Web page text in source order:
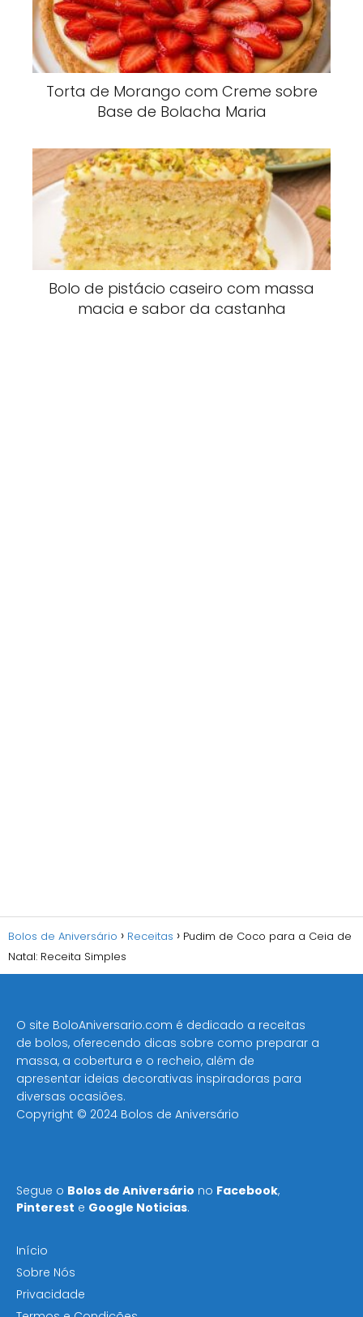
Torta de Morango com Creme sobre
Base de Bolacha Maria
Bolo de pistácio caseiro com massa
macia e sabor da castanha
Bolos de Aniversário Receitas
Pudim de Coco para a Ceia de
Natal: Receita Simples
O site BoloAniversario.com é dedicado a receitas
de bolos, oferecendo dicas sobre como preparar a
massa, a cobertura e o recheio, além de
apresentar ideias decorativas inspiradoras para
diversas ocasiões​.
Copyright © 2024 Bolos de Aniversário
Segue o Bolos de Aniversário no Facebook,
Pinterest e Google Noticias.
Início
Sobre Nós
Privacidade